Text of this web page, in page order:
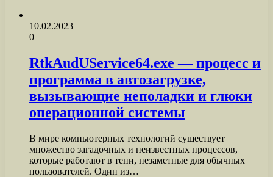
10.02.2023
0
RtkAudUService64.exe — процесс и
программа в автозагрузке,
вызывающие неполадки и глюки
операционной системы
В мире компьютерных технологий существует
множество загадочных и неизвестных процессов,
которые работают в тени, незаметные для обычных
пользователей. Один из…